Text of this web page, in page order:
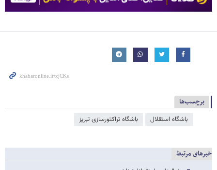
برچسب‌ها
باشگاه استقلال باشگاه تراکتورسازی تبریز
خبرهای مرتبط